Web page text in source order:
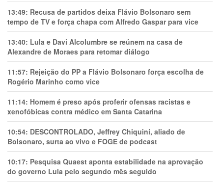
13:49: Recusa de partidos deixa Flávio Bolsonaro sem
tempo de TV e força chapa com Alfredo Gaspar para vice
13:40: Lula e Davi Alcolumbre se reúnem na casa de
Alexandre de Moraes para retomar diálogo
11:57: Rejeição do PP a Flávio Bolsonaro força escolha de
Rogério Marinho como vice
11:14: Homem é preso após proferir ofensas racistas e
xenofóbicas contra médico em Santa Catarina
10:54: DESCONTROLADO, Jeffrey Chiquini, aliado de
Bolsonaro, surta ao vivo e FOGE de podcast
10:17: Pesquisa Quaest aponta estabilidade na aprovação
do governo Lula pelo segundo mês seguido